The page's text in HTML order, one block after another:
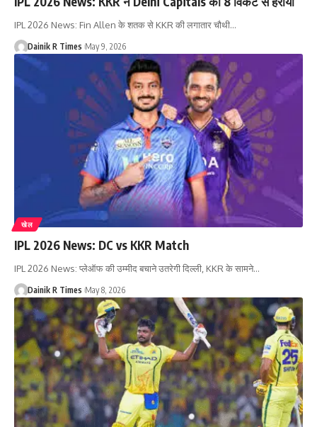
IPL 2026 News: Fin Allen के शतक से KKR की लगातार चौथी…
Dainik R Times May 9, 2026
खेल
IPL 2026 News: DC vs KKR Match
IPL 2026 News: प्लेऑफ की उम्मीद बचाने उतरेगी दिल्ली, KKR के सामने…
Dainik R Times May 8, 2026